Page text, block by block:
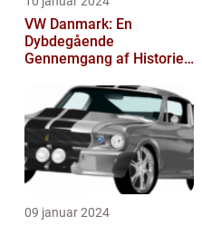
VW Danmark: En
Dybdegående
Gennemgang af Historien
09 januar 2024